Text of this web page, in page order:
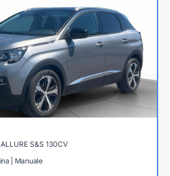
S&S 130CV
| Manuale